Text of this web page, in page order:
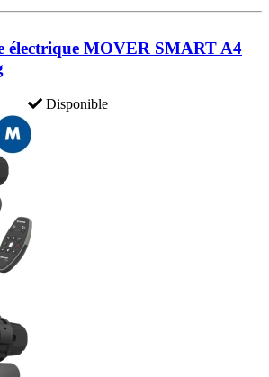
électrique MOVER SMART A4
Disponible